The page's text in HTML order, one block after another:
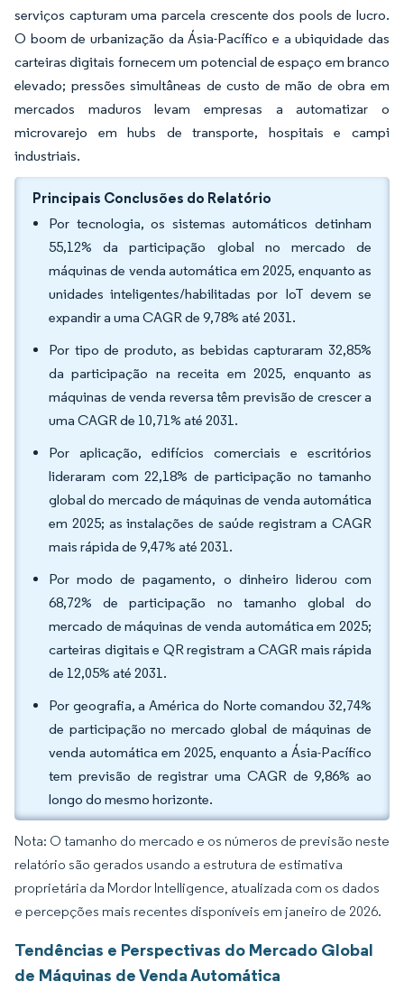
serviços capturam uma parcela crescente dos pools de lucro.
O boom de urbanização da Ásia-Pacífico e a ubiquidade das
carteiras digitais fornecem um potencial de espaço em branco
elevado; pressões simultâneas de custo de mão de obra em
mercados maduros levam empresas a automatizar o
microvarejo em hubs de transporte, hospitais e campi
industriais.
Principais Conclusões do Relatório
Por tecnologia, os sistemas automáticos detinham
55,12% da participação global no mercado de
máquinas de venda automática em 2025, enquanto as
unidades inteligentes/habilitadas por IoT devem se
expandir a uma CAGR de 9,78% até 2031.
Por tipo de produto, as bebidas capturaram 32,85%
da participação na receita em 2025, enquanto as
máquinas de venda reversa têm previsão de crescer a
uma CAGR de 10,71% até 2031.
Por aplicação, edifícios comerciais e escritórios
lideraram com 22,18% de participação no tamanho
global do mercado de máquinas de venda automática
em 2025; as instalações de saúde registram a CAGR
mais rápida de 9,47% até 2031.
Por modo de pagamento, o dinheiro liderou com
68,72% de participação no tamanho global do
mercado de máquinas de venda automática em 2025;
carteiras digitais e QR registram a CAGR mais rápida
de 12,05% até 2031.
Por geografia, a América do Norte comandou 32,74%
de participação no mercado global de máquinas de
venda automática em 2025, enquanto a Ásia-Pacífico
tem previsão de registrar uma CAGR de 9,86% ao
longo do mesmo horizonte.
Nota: O tamanho do mercado e os números de previsão neste
relatório são gerados usando a estrutura de estimativa
proprietária da Mordor Intelligence, atualizada com os dados
e percepções mais recentes disponíveis em janeiro de 2026.
Tendências e Perspectivas do Mercado Global
de Máquinas de Venda Automática